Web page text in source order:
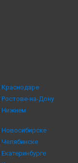
Краснодаре
Ростове-на-Дону
Нижнем
Новосибирске
Челябинске
Екатеринбурге